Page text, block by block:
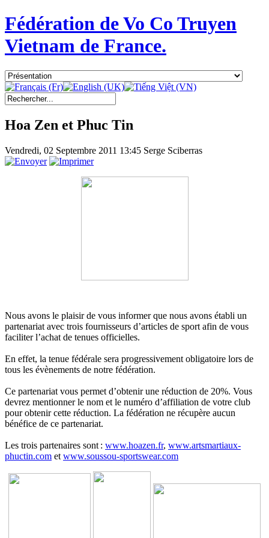
Fédération de Vo Co Truyen
Vietnam de France.
Hoa Zen et Phuc Tin
Vendredi, 02 Septembre 2011 13:45 Serge Sciberras
Nous avons le plaisir de vous informer que nous avons établi un
partenariat avec trois fournisseurs d’articles de sport afin de vous
faciliter l’achat de tenues officielles.
En effet, la tenue fédérale sera progressivement obligatoire lors de
tous les évènements de notre fédération.
Ce partenariat vous permet d’obtenir une réduction de 20%. Vous
devrez mentionner le nom et le numéro d’affiliation de votre club
pour obtenir cette réduction. La fédération ne récupère aucun
bénéfice de ce partenariat.
Les trois partenaires sont : www.hoazen.fr, www.artsmartiaux-
phuctin.com et www.soussou-sportswear.com